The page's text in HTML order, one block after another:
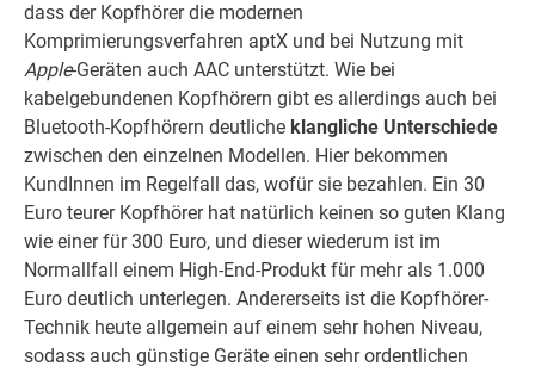
dass der Kopfhörer die modernen
Komprimierungsverfahren aptX und bei Nutzung mit
Apple-Geräten auch AAC unterstützt. Wie bei
kabelgebundenen Kopfhörern gibt es allerdings auch bei
Bluetooth-Kopfhörern deutliche klangliche Unterschiede
zwischen den einzelnen Modellen. Hier bekommen
KundInnen im Regelfall das, wofür sie bezahlen. Ein 30
Euro teurer Kopfhörer hat natürlich keinen so guten Klang
wie einer für 300 Euro, und dieser wiederum ist im
Normallfall einem High-End-Produkt für mehr als 1.000
Euro deutlich unterlegen. Andererseits ist die Kopfhörer-
Technik heute allgemein auf einem sehr hohen Niveau,
sodass auch günstige Geräte einen sehr ordentlichen